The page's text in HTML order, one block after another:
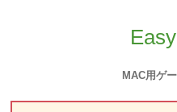
MAC用ゲ